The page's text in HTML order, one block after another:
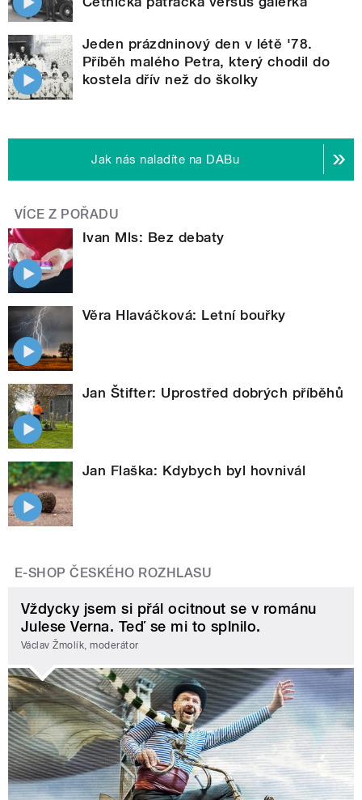
Jeden prázdninový den v létě '78.
Příběh malého Petra, který chodil do
kostela dřív než do školky
Jak nás naladíte na DABu
VÍCE Z POŘADU
Ivan Mls: Bez debaty
Věra Hlaváčková: Letní bouřky
Jan Štifter: Uprostřed dobrých příběhů
Jan Flaška: Kdybych byl hovnivál
E-SHOP ČESKÉHO ROZHLASU
Vždycky jsem si přál ocitnout se v románu
Julese Verna. Teď se mi to splnilo.
Václav Žmolík, moderátor